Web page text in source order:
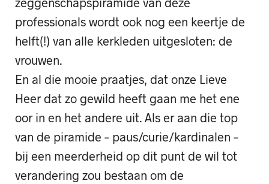
professionals wordt ook nog een keertje de
helft(!) van alle kerkleden uitgesloten: de
vrouwen.
En al die mooie praatjes, dat onze Lieve
Heer dat zo gewild heeft gaan me het ene
oor in en het andere uit. Als er aan die top
van de piramide – paus/curie/kardinalen –
bij een meerderheid op dit punt de wil tot
verandering zou bestaan om de